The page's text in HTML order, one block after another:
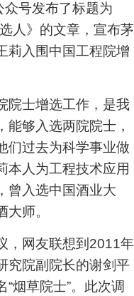
号发布了标题为
人》的文章，宣布茅
莉入围中国工程院增
士增选工作，是我
能够入选两院院士，
们过去为科学事业做
本人为工程技术应用
曾入选中国酒业大
师。
网友联想到2011年
究院副院长的谢剑平
烟草院士”。此次调